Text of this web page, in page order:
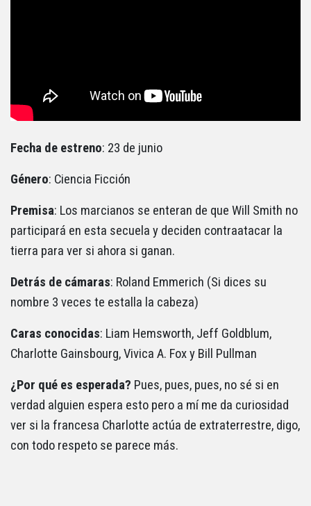
Fecha de estreno: 23 de junio
Género: Ciencia Ficción
Premisa: Los marcianos se enteran de que Will Smith no
participará en esta secuela y deciden contraatacar la
tierra para ver si ahora si ganan.
Detrás de cámaras: Roland Emmerich (Si dices su
nombre 3 veces te estalla la cabeza)
Caras conocidas: Liam Hemsworth, Jeff Goldblum,
Charlotte Gainsbourg, Vivica A. Fox y Bill Pullman
¿Por qué es esperada? Pues, pues, pues, no sé si en
verdad alguien espera esto pero a mí me da curiosidad
ver si la francesa Charlotte actúa de extraterrestre, digo,
con todo respeto se parece más.